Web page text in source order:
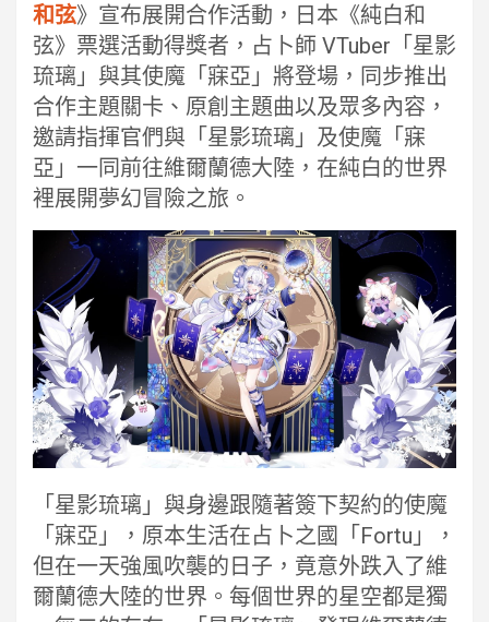
和弦》宣布展開合作活動，日本《純白和
弦》票選活動得獎者，占卜師 VTuber「星影
琉璃」與其使魔「寐亞」將登場，同步推出
合作主題關卡、原創主題曲以及眾多內容，
邀請指揮官們與「星影琉璃」及使魔「寐
亞」一同前往維爾蘭德大陸，在純白的世界
裡展開夢幻冒險之旅。
「星影琉璃」與身邊跟隨著簽下契約的使魔
「寐亞」，原本生活在占卜之國「Fortu」，
但在一天強風吹襲的日子，竟意外跌入了維
爾蘭德大陸的世界。每個世界的星空都是獨